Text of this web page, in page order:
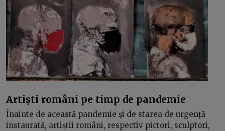
Artiști români pe timp de pandemie
Înainte de această pandemie și de starea de urgență
instaurată, artiștii români, respectiv pictori, sculptori,